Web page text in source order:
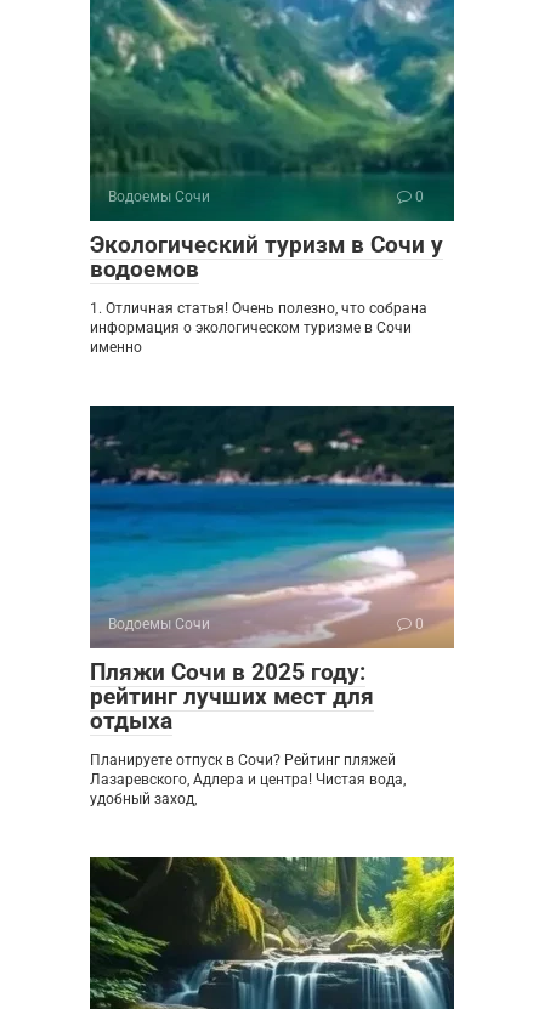
Водоемы Сочи 0
Экологический туризм в Сочи у
водоемов
1. Отличная статья! Очень полезно, что собрана
информация о экологическом туризме в Сочи
именно
Водоемы Сочи 0
Пляжи Сочи в 2025 году:
рейтинг лучших мест для
отдыха
Планируете отпуск в Сочи? Рейтинг пляжей
Лазаревского, Адлера и центра! Чистая вода,
удобный заход,